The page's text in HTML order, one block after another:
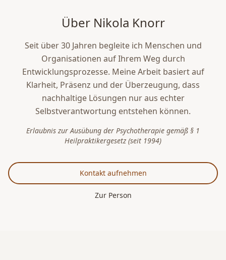
Über Nikola Knorr
Seit über 30 Jahren begleite ich Menschen und
Organisationen auf Ihrem Weg durch
Entwicklungsprozesse. Meine Arbeit basiert auf
Klarheit, Präsenz und der Überzeugung, dass
nachhaltige Lösungen nur aus echter
Selbstverantwortung entstehen können.
Erlaubnis zur Ausübung der Psychotherapie gemäß § 1
Heilpraktikergesetz (seit 1994)
Kontakt aufnehmen
Zur Person